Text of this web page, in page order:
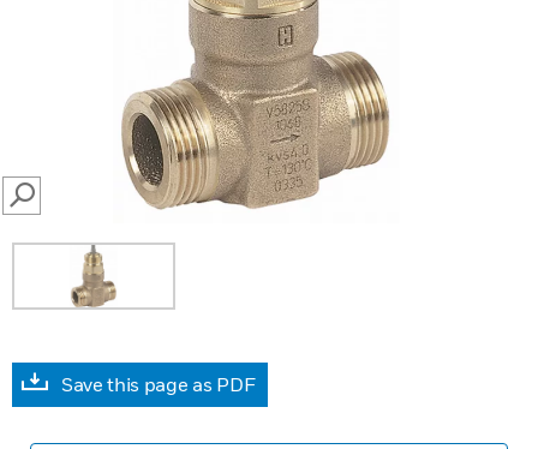
SEARCH
Save this page as PDF